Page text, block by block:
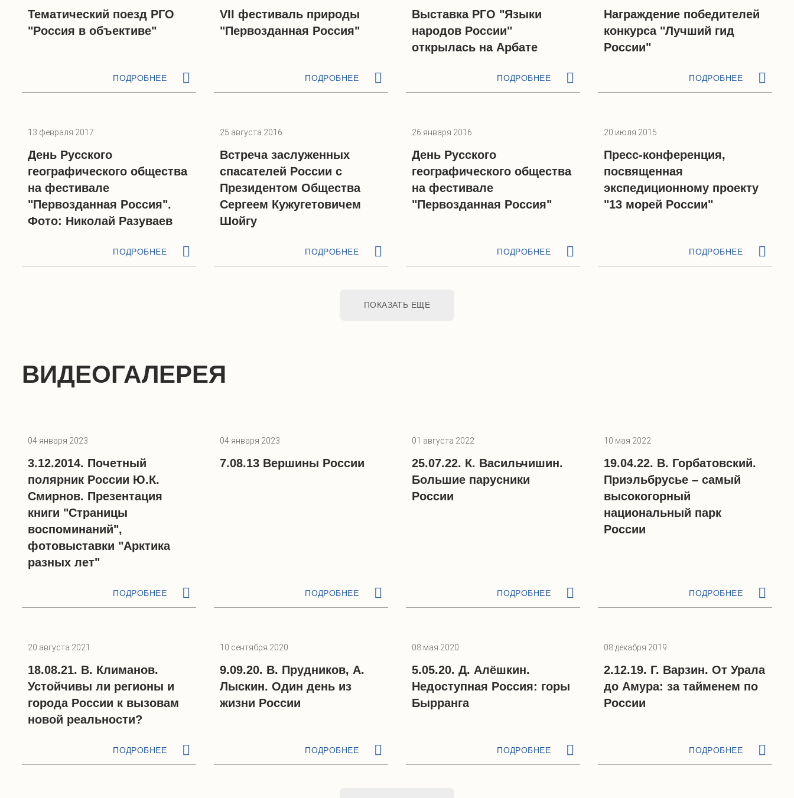
Тематический поезд РГО
"Россия в объективе"
ПОДРОБНЕЕ
VII фестиваль природы
"Первозданная Россия"
ПОДРОБНЕЕ
Выставка РГО "Языки
народов России"
открылась на Арбате
ПОДРОБНЕЕ
Награждение победителей
конкурса "Лучший гид
России"
ПОДРОБНЕЕ
13 февраля 2017
День Русского
географического общества
на фестивале
"Первозданная Россия".
Фото: Николай Разуваев
ПОДРОБНЕЕ
25 августа 2016
Встреча заслуженных
спасателей России с
Президентом Общества
Сергеем Кужугетовичем
Шойгу
ПОДРОБНЕЕ
26 января 2016
День Русского
географического общества
на фестивале
"Первозданная Россия"
ПОДРОБНЕЕ
20 июля 2015
Пресс-конференция,
посвященная
экспедиционному проекту
"13 морей России"
ПОДРОБНЕЕ
ПОКАЗАТЬ ЕЩЕ
ВИДЕОГАЛЕРЕЯ
04 января 2023
3.12.2014. Почетный
полярник России Ю.К.
Смирнов. Презентация
книги "Страницы
воспоминаний",
фотовыставки "Арктика
разных лет"
ПОДРОБНЕЕ
04 января 2023
7.08.13 Вершины России
ПОДРОБНЕЕ
01 августа 2022
25.07.22. К. Васильчишин.
Большие парусники
России
ПОДРОБНЕЕ
10 мая 2022
19.04.22. В. Горбатовский.
Приэльбрусье – самый
высокогорный
национальный парк
России
ПОДРОБНЕЕ
20 августа 2021
18.08.21. В. Климанов.
Устойчивы ли регионы и
города России к вызовам
новой реальности?
ПОДРОБНЕЕ
10 сентября 2020
9.09.20. В. Прудников, А.
Лыскин. Один день из
жизни России
ПОДРОБНЕЕ
08 мая 2020
5.05.20. Д. Алёшкин.
Недоступная Россия: горы
Бырранга
ПОДРОБНЕЕ
08 декабря 2019
2.12.19. Г. Варзин. От Урала
до Амура: за тайменем по
России
ПОДРОБНЕЕ